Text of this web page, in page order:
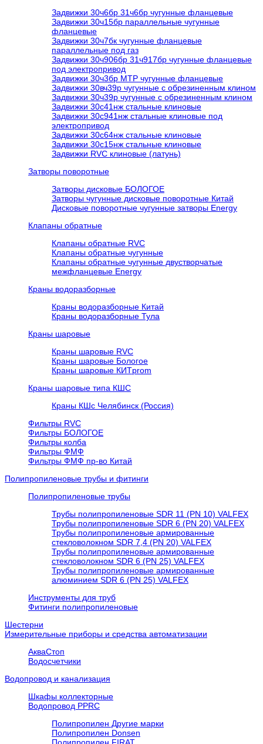
Задвижки 30ч6бр 31ч6бр чугунные фланцевые
Задвижки 30ч15бр параллельные чугунные
фланцевые
Задвижки 30ч7бк чугунные фланцевые
параллельные под газ
Задвижки 30ч906бр 31ч917бр чугунные фланцевые
под электропривод
Задвижки 30ч3бр МТР чугунные фланцевые
Задвижки 30вч39р чугунные с обрезиненным клином
Задвижки 30ч39р чугунные с обрезиненным клином
Задвижки 30с41нж стальные клиновые
Задвижки 30с941нж стальные клиновые под
электропривод
Задвижки 30с64нж стальные клиновые
Задвижки 30с15нж стальные клиновые
Задвижки RVC клиновые (латунь)
Затворы поворотные
Затворы дисковые БОЛОГОЕ
Затворы чугунные дисковые поворотные Китай
Дисковые поворотные чугунные затворы Energy
Клапаны обратные
Клапаны обратные RVC
Клапаны обратные чугунные
Клапаны обратные чугунные двустворчатые
межфланцевые Energy
Краны водоразборные
Краны водоразборные Китай
Краны водоразборные Тула
Краны шаровые
Краны шаровые RVC
Краны шаровые Бологое
Краны шаровые КИТprom
Краны шаровые типа КШС
Краны КШс Челябинск (Россия)
Фильтры RVC
Фильтры БОЛОГОЕ
Фильтры колба
Фильтры ФМФ
Фильтры ФМФ пр-во Китай
Полипропиленовые трубы и фитинги
Полипропиленовые трубы
Трубы полипропиленовые SDR 11 (PN 10) VALFEX
Трубы полипропиленовые SDR 6 (PN 20) VALFEX
Трубы полипропиленовые армированные
стекловолокном SDR 7,4 (PN 20) VALFEX
Трубы полипропиленовые армированные
стекловолокном SDR 6 (PN 25) VALFEX
Трубы полипропиленовые армированные
алюминием SDR 6 (PN 25) VALFEX
Инструменты для труб
Фитинги полипропиленовые
Шестерни
Измерительные приборы и средства автоматизации
АкваСтоп
Водосчетчики
Водопровод и канализация
Шкафы коллекторные
Водопровод PPRC
Полипропилен Другие марки
Полипропилен Donsen